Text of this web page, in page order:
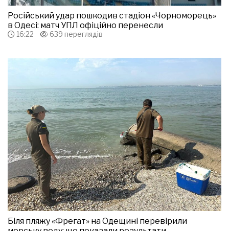
Російський удар пошкодив стадіон «Чорноморець»
в Одесі: матч УПЛ офіційно перенесли
16:22 639 переглядів
Біля пляжу «Фрегат» на Одещині перевірили